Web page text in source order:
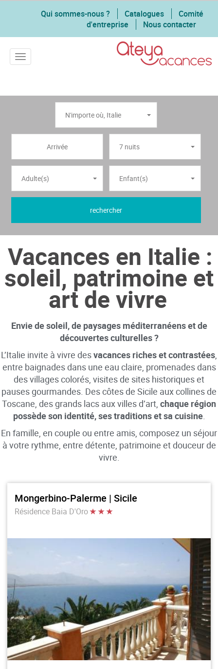
Qui sommes-nous ? Catalogues
Comité
d'entreprise
Nous contacter
Toggle navigation
N'importe où, Italie
7 nuits
Adulte(s) Enfant(s)
rechercher
Vacances en Italie :
soleil, patrimoine et
art de vivre
Envie de soleil, de paysages méditerranéens et de
découvertes culturelles ?
L’Italie invite à vivre desvacances riches et contrastées,
entre baignades dans une eau claire, promenades dans
des villages colorés, visites de sites historiques et
pauses gourmandes. Des côtes de Sicile aux collines de
Toscane, des grands lacs aux villes d’art, chaque région
possède son identité, ses traditions et sa cuisine.
En famille, en couple ou entre amis, composez un séjour
à votre rythme, entre détente, patrimoine et douceur de
vivre.
Mongerbino-Palerme | Sicile
Résidence Baia D'Oro